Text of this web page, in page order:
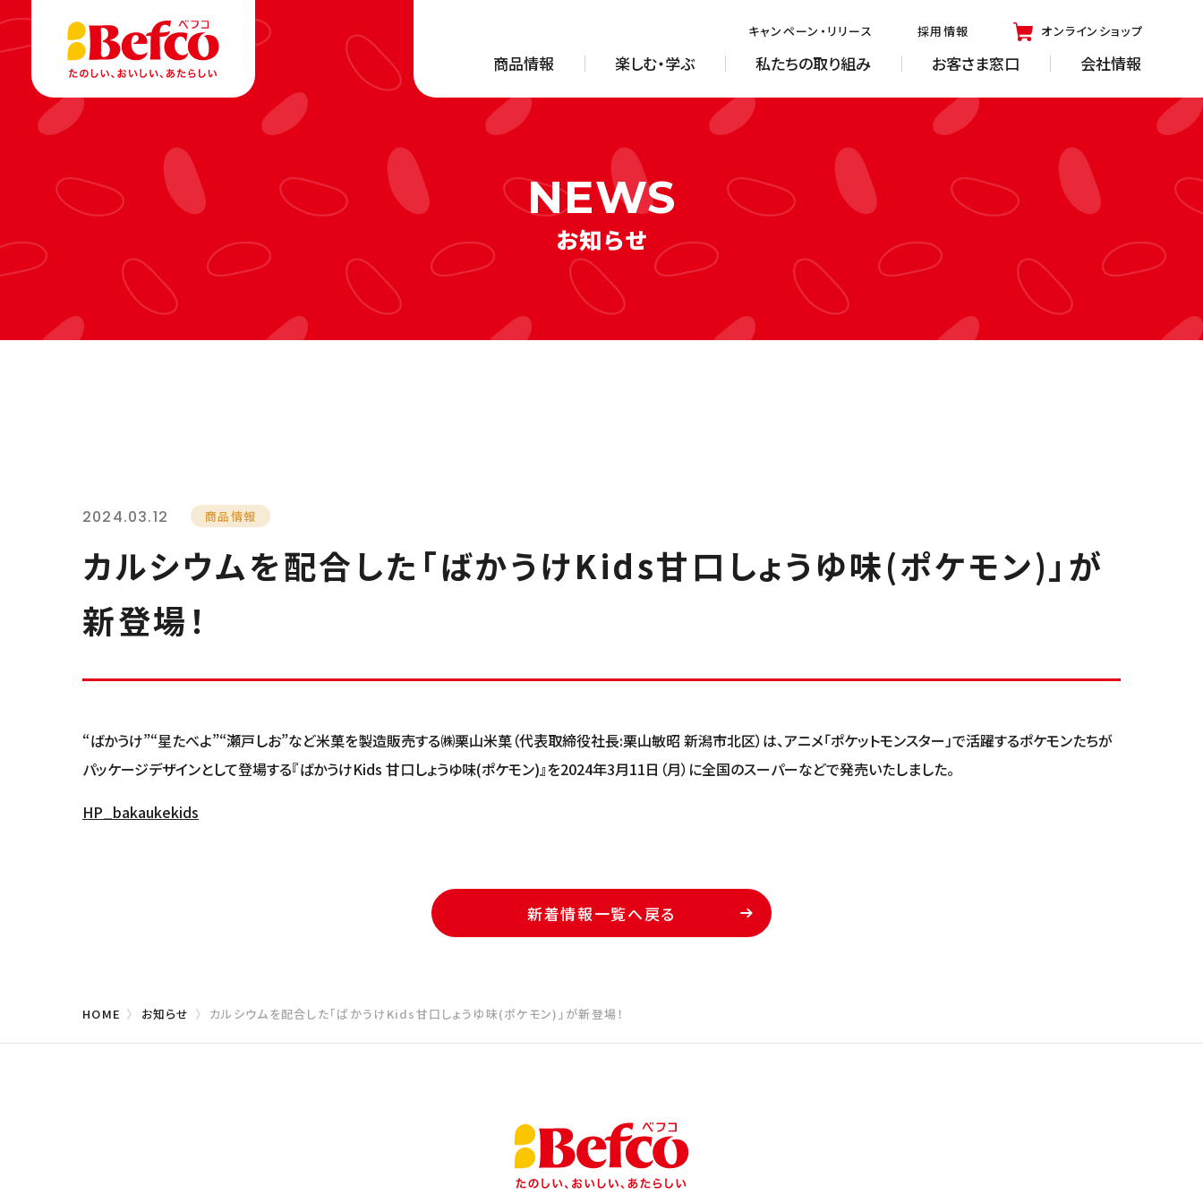
キャンペーン・リリース 採用情報 オンラインショップ
商品情報 楽しむ・学ぶ 私たちの取り組み お客さま窓口 会社情報
お知らせ
2024.03.12 商品情報
カルシウムを配合した「ばかうけKids甘口しょうゆ味(ポケモン)」が
新登場！
“ばかうけ”“星たべよ”“瀬戸しお”など米菓を製造販売する㈱栗山米菓（代表取締役社長:栗山敏昭 新潟市北区）は、アニメ「ポケットモンスター」で活躍するポケモンたちが
パッケージデザインとして登場する『ばかうけKids 甘口しょうゆ味(ポケモン)』を2024年3月11日（月）に全国のスーパーなどで発売いたしました。
HP_bakaukekids
新着情報一覧へ戻る
HOME お知らせ カルシウムを配合した「ばかうけKids甘口しょうゆ味(ポケモン)」が新登場！